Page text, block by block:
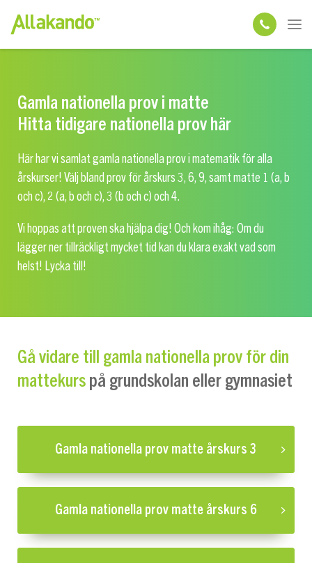
Gamla nationella prov i matte
Hitta tidigare nationella prov här
Här har vi samlat gamla nationella prov i matematik för alla
årskurser! Välj bland prov för årskurs 3, 6, 9, samt matte 1 (a, b
och c), 2 (a, b och c), 3 (b och c) och 4.
Vi hoppas att proven ska hjälpa dig! Och kom ihåg: Om du
lägger ner tillräckligt mycket tid kan du klara exakt vad som
helst! Lycka till!
Gå vidare till gamla nationella prov för din
mattekurs på grundskolan eller gymnasiet
Gamla nationella prov matte årskurs 3
Gamla nationella prov matte årskurs 6